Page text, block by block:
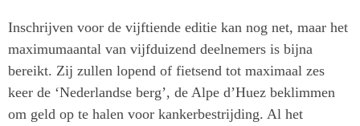
Inschrijven voor de vijftiende editie kan nog net, maar het
maximumaantal van vijfduizend deelnemers is bijna
bereikt. Zij zullen lopend of fietsend tot maximaal zes
keer de ‘Nederlandse berg’, de Alpe d’Huez beklimmen
om geld op te halen voor kankerbestrijding. Al het